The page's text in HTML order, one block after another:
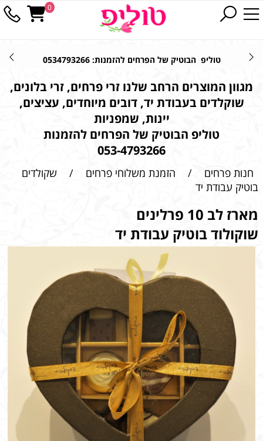
טוליפ הבוטיק של הפרחים להזמנות: 0534793266
0
מגוון המוצרים הרחב שלנו זרי פרחים, זרי בלונים,
שוקלדים בעבודת יד, דובים מיוחדים, עציצים,
יינות, שמפניות
טוליפ הבוטיק של הפרחים להזמנות
053-4793266
חנות פרחים / הזמנת משלוחי פרחים /
שקולדים
בוטיק עבודת יד
מארז לב 10 פרלינים
שוקולוד בוטיק עבודת יד